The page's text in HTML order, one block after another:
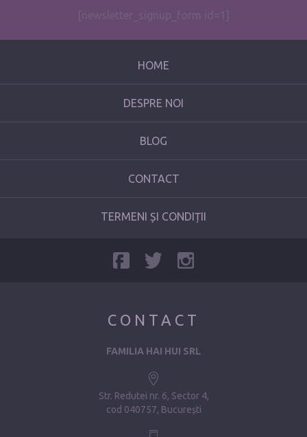
[newsletter_signup_form id=1]
HOME
DESPRE NOI
BLOG
CONTACT
TERMENI ȘI CONDIȚII
CONTACT
FAMILIA HAI HUI SRL
Str. Redutei nr. 6, Sector 4
cod 040757, București